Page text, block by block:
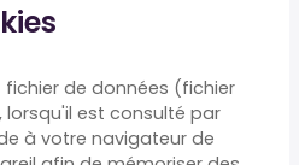
de données (fichier
lorsqu'il est consulté par
à votre navigateur de